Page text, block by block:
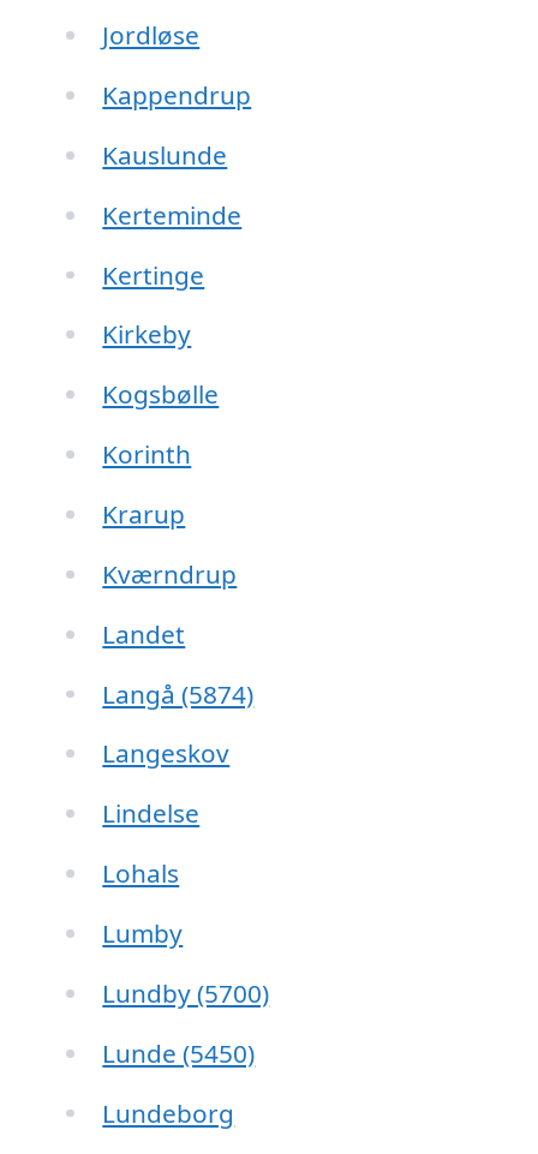
Jordløse
Kappendrup
Kauslunde
Kerteminde
Kertinge
Kirkeby
Kogsbølle
Korinth
Krarup
Kværndrup
Landet
Langå (5874)
Langeskov
Lindelse
Lohals
Lumby
Lundby (5700)
Lunde (5450)
Lundeborg